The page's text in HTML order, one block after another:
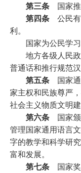
第三条 国家推
第四条 公民
利。
国家为公民学习
地方各级人民政
普通话和推行规范汉
第五条 国家
家主权和民族尊严
社会主义物质文明
第六条 国家颁
管理国家通用语言
字的教学和科学研
富和发展。
第七条 国家